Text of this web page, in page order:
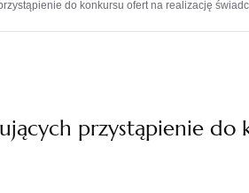
do konkursu ofert na realizację
przystąpienie do